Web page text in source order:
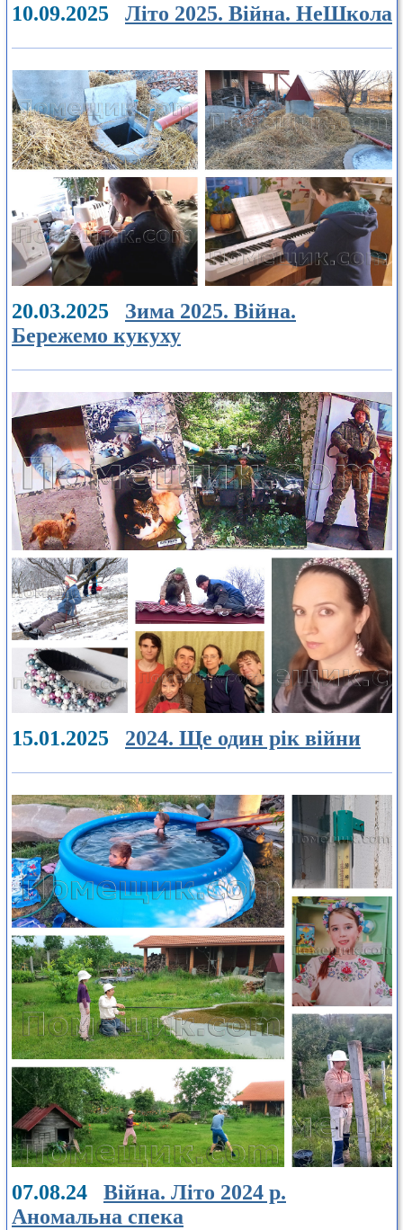
10.09.2025 Літо 2025. Війна. НеШкола
20.03.2025 Зима 2025. Війна.
Бережемо кукуху
15.01.2025 2024. Ще один рік війни
07.08.24 Війна. Літо 2024 р.
Аномальна спека